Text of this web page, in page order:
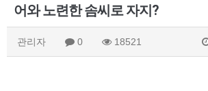
어와 노련한 솜씨로 자지?
관리자 0 18521